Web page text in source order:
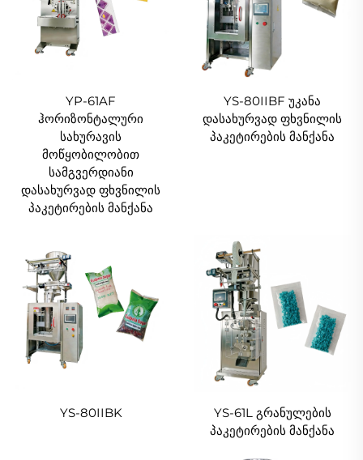
YP-61AF
ჰორიზონტალური
სახურავის
მოწყობილობით
სამგვერდიანი
დასახურვად ფხვნილის
პაკეტირების მანქანა
YS-80IIBF უკანა
დასახურვად ფხვნილის
პაკეტირების მანქანა
YS-80IIBK
YS-61L გრანულების
პაკეტირების მანქანა